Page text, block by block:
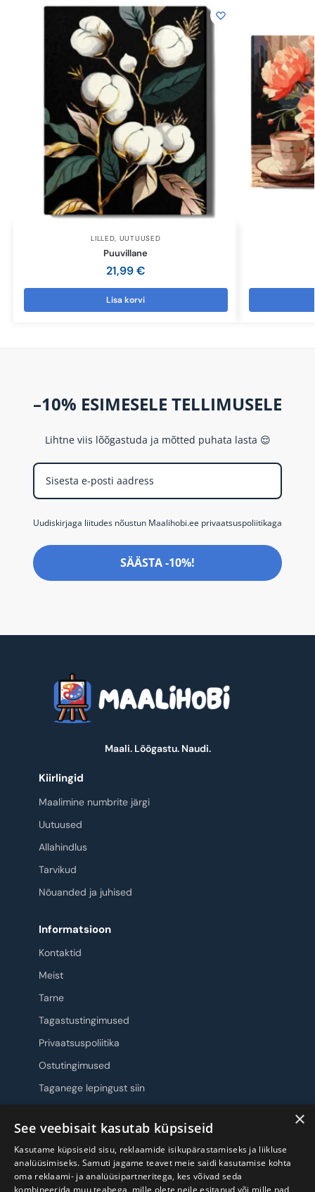
LILLED, UUTUUSED
Puuvillane
21,99€
Lisa korvi
–10% ESIMESELE TELLIMUSELE
Lihtne viis lõõgastuda ja mõtted puhata lasta 😌
Uudiskirjaga liitudes nõustun Maalihobi.ee privaatsuspoliitikaga
SÄÄSTA -10%!
Maali. Lõõgastu. Naudi.
Kiirlingid
Maalimine numbrite järgi
Uutuused
Allahindlus
Tarvikud
Nõuanded ja juhised
Informatsioon
Kontaktid
Meist
Tarne
Tagastustingimused
Privaatsuspoliitika
Ostutingimused
Taganege lepingust siin
Jälgi meid ×
See veebisait kasutab küpsiseid
Kasutame küpsiseid sisu, reklaamide isikupärastamiseks ja liikluse
analüüsimiseks. Samuti jagame teavet meie saidi kasutamise kohta
oma reklaami- ja analüüsipartneritega, kes võivad seda
kombineerida muu teabega, mille olete neile esitanud või mille nad